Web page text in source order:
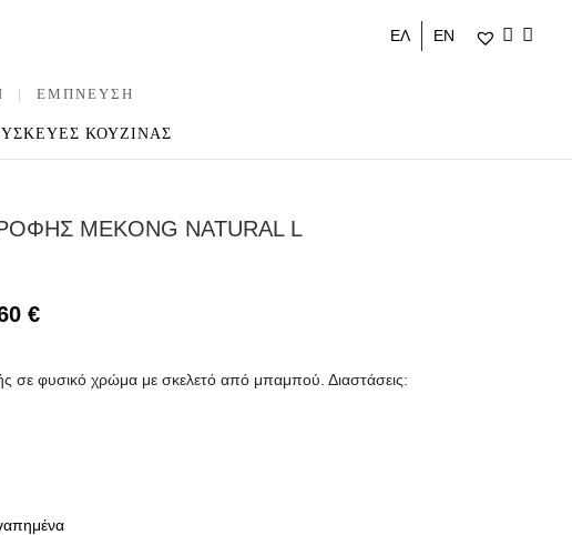
ΕΛ ΕΝ
| ΕΜΠΝΕΥΣΗ
ΚΟΥΖΙΝΑΣ
MEKONG NATURAL L
€
σε φυσικό χρώμα με σκελετό από μπαμπού. Διαστάσεις: